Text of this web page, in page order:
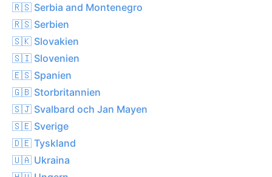
🇷🇸 Serbia and Montenegro
🇷🇸 Serbien
🇸🇰 Slovakien
🇸🇮 Slovenien
🇪🇸 Spanien
🇬🇧 Storbritannien
🇸🇯 Svalbard och Jan Mayen
🇸🇪 Sverige
🇩🇪 Tyskland
🇺🇦 Ukraina